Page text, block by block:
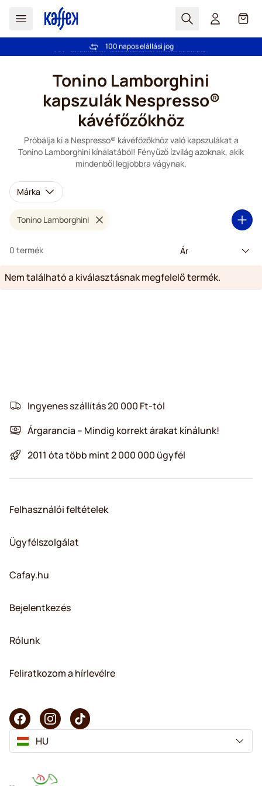
Search Cart
Ingyenes szállítás 20 000 Ft-tól
100 napos elállási jog
Tonino Lamborghini
kapszulák Nespresso®
kávéfőzőkhöz
Próbálja ki a Nespresso® kávéfőzőkhöz való kapszulákat a
Tonino Lamborghini kínálatából! Fényűző ízvilág azoknak, akik
mindenből legjobbra vágynak.
Márka
Tonino Lamborghini
0 termék
Nem található a kiválasztásnak megfelelő termék.
Ingyenes szállítás 20 000 Ft-tól
Árgarancia – Mindig korrekt árakat kínálunk!
2011 óta több mint 2 000 000 ügyfél
Felhasználói feltételek
Ügyfélszolgálat
Cafay.hu
Bejelentkezés
Rólunk
Feliratkozom a hírlevélre
HU